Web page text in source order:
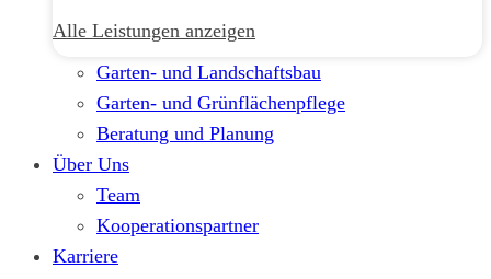
Alle Leistungen anzeigen
Garten- und Landschaftsbau
Garten- und Grünflächenpflege
Beratung und Planung
Über Uns
Team
Kooperationspartner
Karriere